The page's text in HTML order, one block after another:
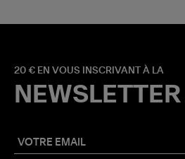
20 € EN VOUS INSCRIVANT À LA
NEWSLETTER